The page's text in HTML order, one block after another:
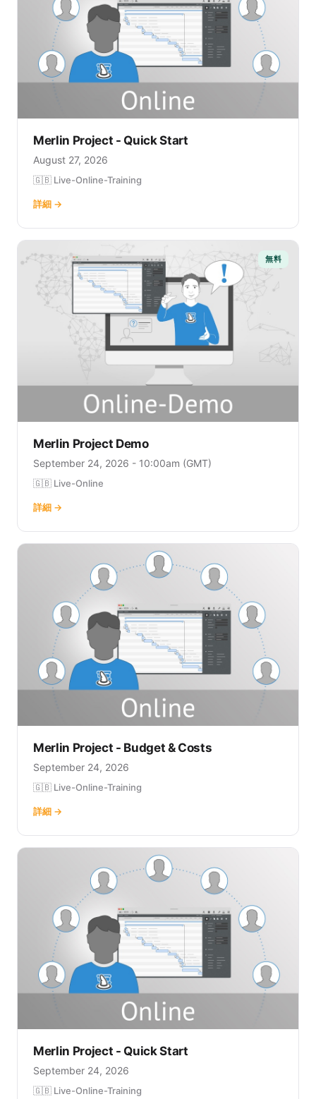
Merlin Project - Quick Start
August 27, 2026
🇬🇧 Live-Online-Training
詳細 →
無料
Merlin Project Demo
September 24, 2026 - 10:00am (GMT)
🇬🇧 Live-Online
詳細 →
Merlin Project - Budget & Costs
September 24, 2026
🇬🇧 Live-Online-Training
詳細 →
Merlin Project - Quick Start
September 24, 2026
🇬🇧 Live-Online-Training